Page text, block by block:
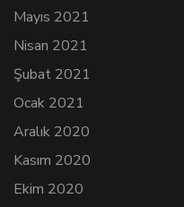
Mayıs 2021
Nisan 2021
Şubat 2021
Ocak 2021
Aralık 2020
Kasım 2020
Ekim 2020